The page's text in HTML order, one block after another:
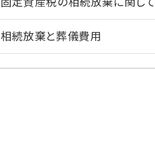
相続放棄と葬儀費用